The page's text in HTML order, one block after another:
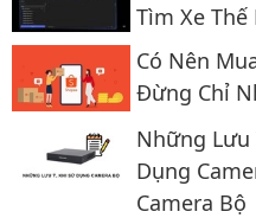
Tìm Xe Thế
Có Nên
Đừng Chỉ
Những Lưu
Dụng
Camera Bộ